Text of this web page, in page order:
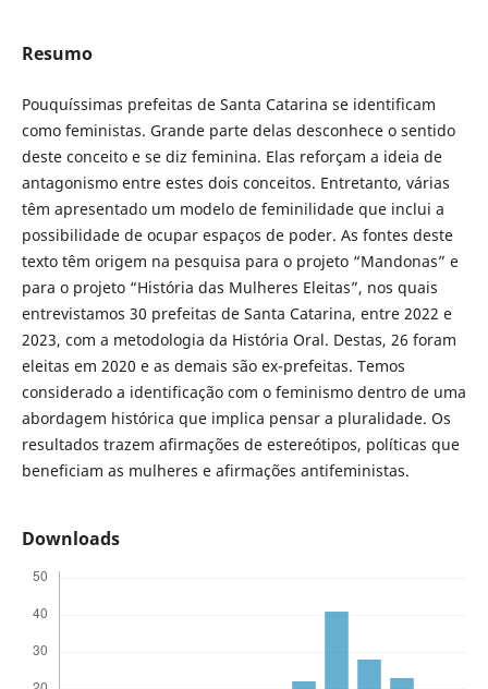
Resumo
Pouquíssimas prefeitas de Santa Catarina se identificam
como feministas. Grande parte delas desconhece o sentido
deste conceito e se diz feminina. Elas reforçam a ideia de
antagonismo entre estes dois conceitos. Entretanto, várias
têm apresentado um modelo de feminilidade que inclui a
possibilidade de ocupar espaços de poder. As fontes deste
texto têm origem na pesquisa para o projeto “Mandonas” e
para o projeto “História das Mulheres Eleitas”, nos quais
entrevistamos 30 prefeitas de Santa Catarina, entre 2022 e
2023, com a metodologia da História Oral. Destas, 26 foram
eleitas em 2020 e as demais são ex-prefeitas. Temos
considerado a identificação com o feminismo dentro de uma
abordagem histórica que implica pensar a pluralidade. Os
resultados trazem afirmações de estereótipos, políticas que
beneficiam as mulheres e afirmações antifeministas.
Downloads